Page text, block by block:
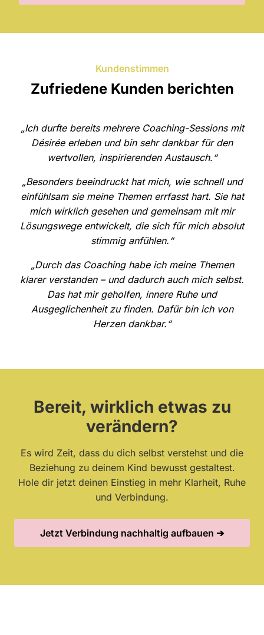
Kundenstimmen
Zufriedene Kunden berichten
„Ich durfte bereits mehrere Coaching-Sessions mit
Désirée erleben und bin sehr dankbar für den
wertvollen, inspirierenden Austausch. “
„Besonders beeindruckt hat mich, wie schnell und
einfühlsam sie meine Themen errfasst hart. Sie hat
mich wirklich gesehen und gemeinsam mit mir
Lösungswege entwickelt, die sich für mich absolut
stimmig anfühlen. “
„Durch das Coaching habe ich meine Themen
klarer verstanden – und dadurch auch mich selbst.
Das hat mir geholfen, innere Ruhe und
Ausgeglichenheit zu finden. Dafür bin ich von
Herzen dankbar. “
Bereit, wirklich etwas zu
verändern?
Es wird Zeit, dass du dich selbst verstehst und die
Beziehung zu deinem Kind bewusst gestaltest.
Hole dir jetzt deinen Einstieg in mehr Klarheit, Ruhe
und Verbindung.
Jetzt Verbindung nachhaltig aufbauen ➔